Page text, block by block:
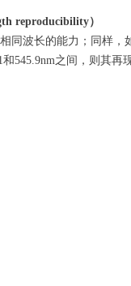
reproducibility）
同波长的能力；同样，
545.9nm之间，则其再